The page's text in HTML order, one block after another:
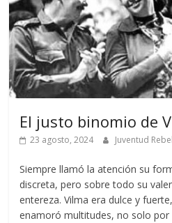
El justo binomio de
23 agosto, 2024 Juventud
Siempre llamó la atención su
discreta, pero sobre todo su
entereza. Vilma era dulce y
enamoró multitudes, no solo por